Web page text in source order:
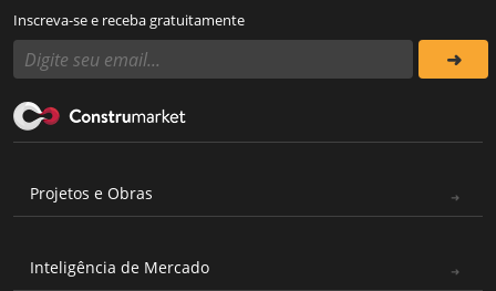
Inscreva-se e receba gratuitamente
Projetos e Obras
Inteligência de Mercado